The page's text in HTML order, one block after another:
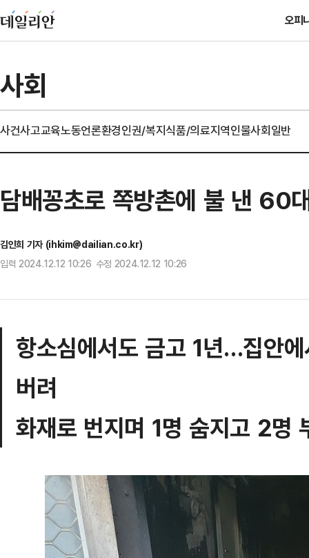
오피
사회
사건사고교육노동언론환경인권/복지식품/의료지역인물사회일반
담배꽁초로 쪽방촌에 불 낸 60
김인희 기자 (ihkim@dailian.co.kr)
입력 2024.12.12 10:26 수정 2024.12.12 10:26
항소심에서도 금고 1년…집안
버려
화재로 번지며 1명 숨지고 2명